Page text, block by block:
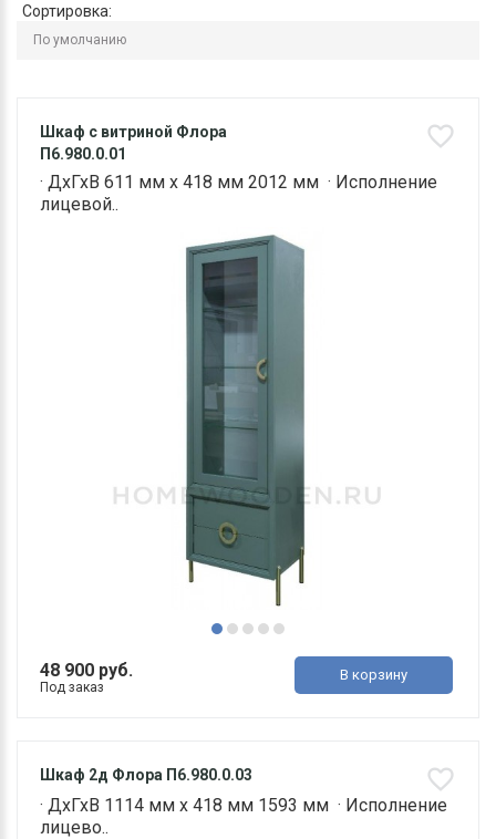
Сортировка:
Шкаф с витриной Флора
П6.980.0.01
· ДхГхВ 611 мм х 418 мм 2012 мм · Исполнение
лицевой..
48 900 руб.
Под заказ
В корзину
Шкаф 2д Флора П6.980.0.03
· ДхГхВ 1114 мм х 418 мм 1593 мм · Исполнение
лицево..